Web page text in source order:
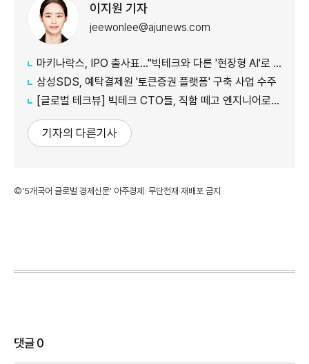
이지원 기자
jeewonlee@ajunews.com
마키나락스, IPO 출사표…"빅테크와 다른 '현장형 AI'로 승부"
삼성SDS, 예탁결제원 '토큰증권 플랫폼' 구축 사업 수주
[글로벌 테크뷰] 빅테크 CTO들, 직함 떼고 엔지니어로 유턴...'앤트로픽행 러시' 이유는
기자의 다른기사
©'5개국어 글로벌 경제신문' 아주경제. 무단전재·재배포 금지
댓글0